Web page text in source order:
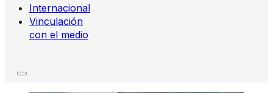
Internacional
Vinculación
con el medio